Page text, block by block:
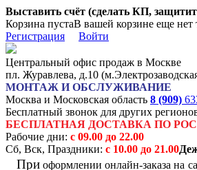
Выставить счёт (сделать КП,
Корзина пустаВ вашей корзине еще нет
Регистрация
Войти
Центральный офис продаж в Москве
пл. Журавлева, д.10
МОНТАЖ И ОБСЛУЖИВАНИЕ
Москва и Московская область 8 (909)
Бесплатный звонок для других
БЕСПЛАТНАЯ ДОСТАВКА ПО
Рабочие дни: с 09.00 до 22.00
Сб, Вск, Праздники: с 10.00 до 21.00
При оформлении онлайн-заказа на